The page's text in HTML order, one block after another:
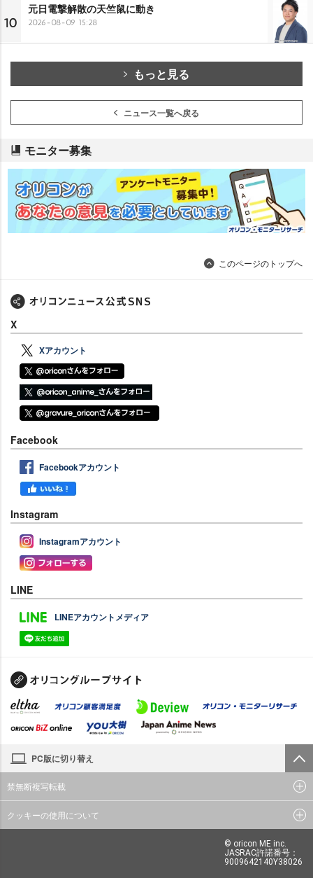
10
元日電撃解散の天竺鼠に動き
2026-08-09 15:28
もっと見る
ニュース一覧へ戻る
モニター募集
このページのトップへ
X
Xアカウント
Facebook
Facebookアカウント
Instagram
Instagramアカウント
LINE
LINEアカウントメディア
PC版に切り替え
禁無断複写転載
クッキーの使用について
© oricon ME inc.
JASRAC許諾番号：
9009642140Y38026